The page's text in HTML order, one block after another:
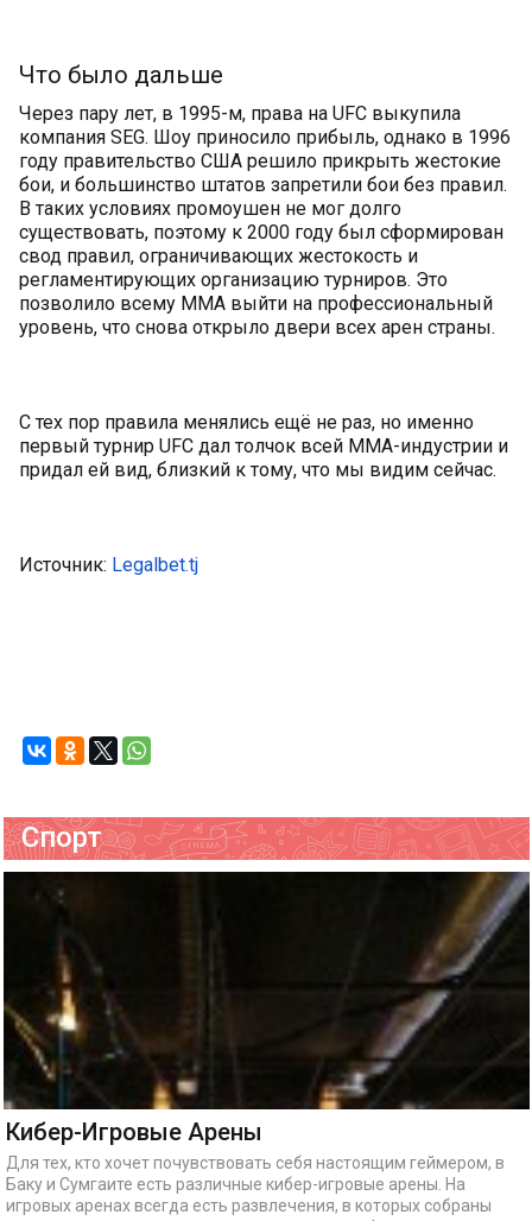
Что было дальше
Через пару лет, в 1995-м, права на UFC выкупила
компания SEG. Шоу приносило прибыль, однако в 1996
году правительство США решило прикрыть жестокие
бои, и большинство штатов запретили бои без правил.
В таких условиях промоушен не мог долго
существовать, поэтому к 2000 году был сформирован
свод правил, ограничивающих жестокость и
регламентирующих организацию турниров. Это
позволило всему ММА выйти на профессиональный
уровень, что снова открыло двери всех арен страны.
С тех пор правила менялись ещё не раз, но именно
первый турнир UFC дал толчок всей ММА-индустрии и
придал ей вид, близкий к тому, что мы видим сейчас.
Источник: Legalbet.tj
Спорт
Кибер-Игровые Арены
Для тех, кто хочет почувствовать себя настоящим геймером, в
Баку и Сумгаите есть различные кибер-игровые арены. На
игровых аренах всегда есть развлечения, в которых собраны